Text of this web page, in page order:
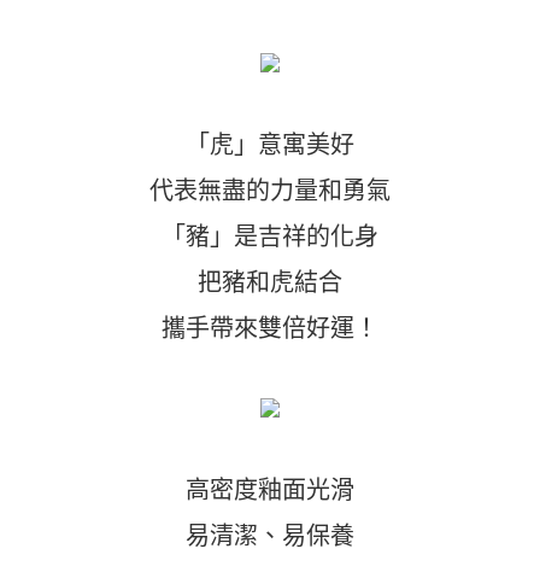
「虎」意寓美好
代表無盡的力量和勇氣
「豬」是吉祥的化身
把豬和虎結合
攜手帶來雙倍好運！
高密度釉面光滑
易清潔、易保養